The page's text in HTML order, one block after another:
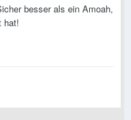
besser als ein Amoah,
hat!